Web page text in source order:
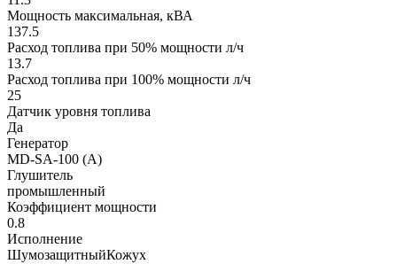
Мощность максимальная, кВА
137.5
Расход топлива при 50% мощности л/ч
13.7
Расход топлива при 100% мощности л/ч
25
Датчик уровня топлива
Да
Генератор
MD-SA-100 (A)
Глушитель
промышленный
Коэффициент мощности
0.8
Исполнение
ШумозащитныйКожух